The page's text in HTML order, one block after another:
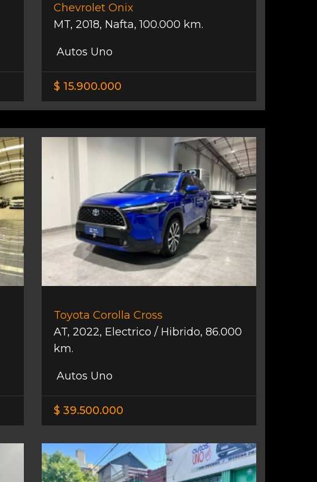
Chevrolet Onix
MT, 2018, Nafta,100.000 km.
Autos Uno
$ 15.900.000
Toyota Corolla Cross
AT, 2022, Electrico / Hibrido, 86.000
km.
Autos Uno
$ 39.500.000